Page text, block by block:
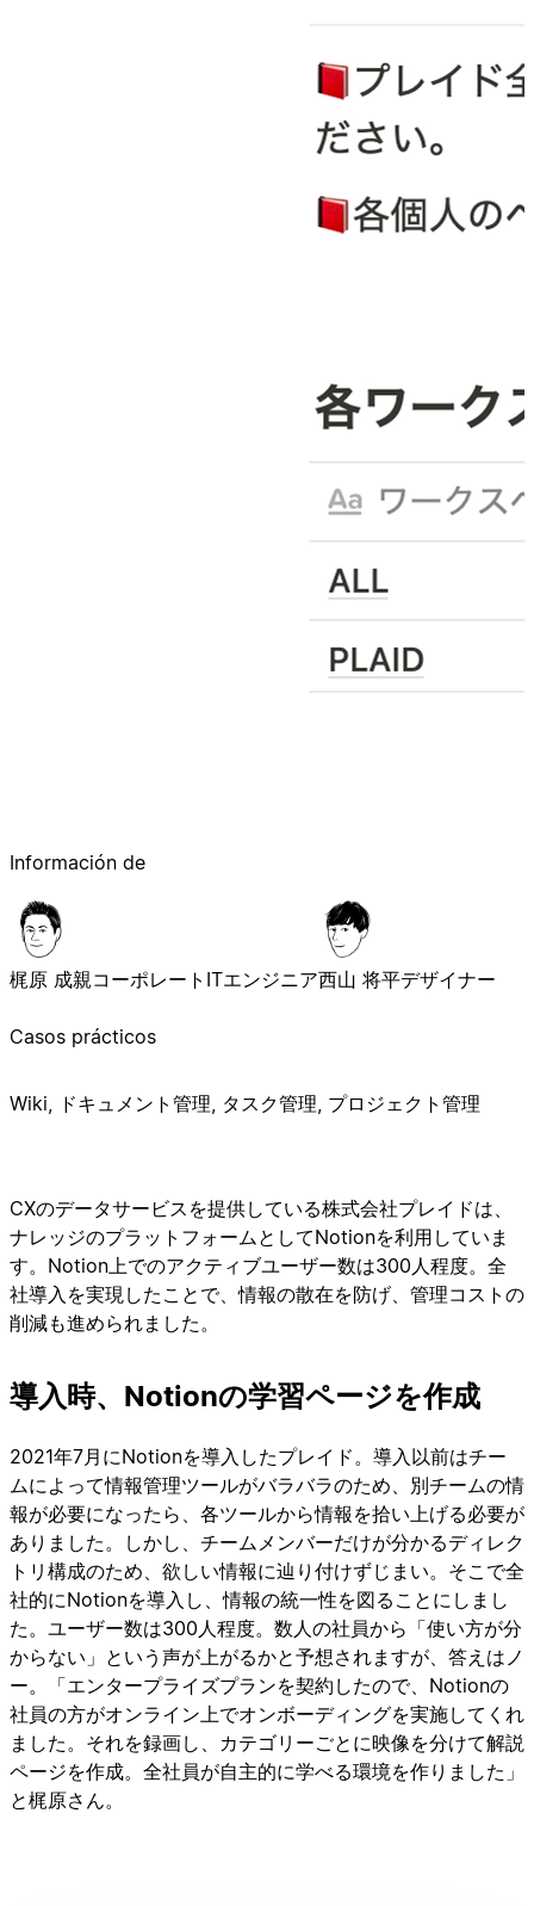
CXのデータサービスを提供している株式会社プレイドは、
ナレッジのプラットフォームとしてNotionを利用していま
す。Notion上でのアクティブユーザー数は300人程度。全
社導入を実現したことで、情報の散在を防げ、管理コストの
削減も進められました。
導入時、Notionの学習ページを作成
2021年7月にNotionを導入したプレイド。導入以前はチー
ムによって情報管理ツールがバラバラのため、別チームの情
報が必要になったら、各ツールから情報を拾い上げる必要が
ありました。しかし、チームメンバーだけが分かるディレク
トリ構成のため、欲しい情報に辿り付けずじまい。そこで全
社的にNotionを導入し、情報の統一性を図ることにしまし
た。ユーザー数は300人程度。数人の社員から「使い方が分
からない」という声が上がるかと予想されますが、答えはノ
ー。「エンタープライズプランを契約したので、Notionの
社員の方がオンライン上でオンボーディングを実施してくれ
ました。それを録画し、カテゴリーごとに映像を分けて解説
ページを作成。全社員が自主的に学べる環境を作りました」
と梶原さん。
Información de
梶原 成親コーポレートITエンジニア西山 将平デザイナー
Casos prácticos
Wiki, ドキュメント管理, タスク管理, プロジェクト管理